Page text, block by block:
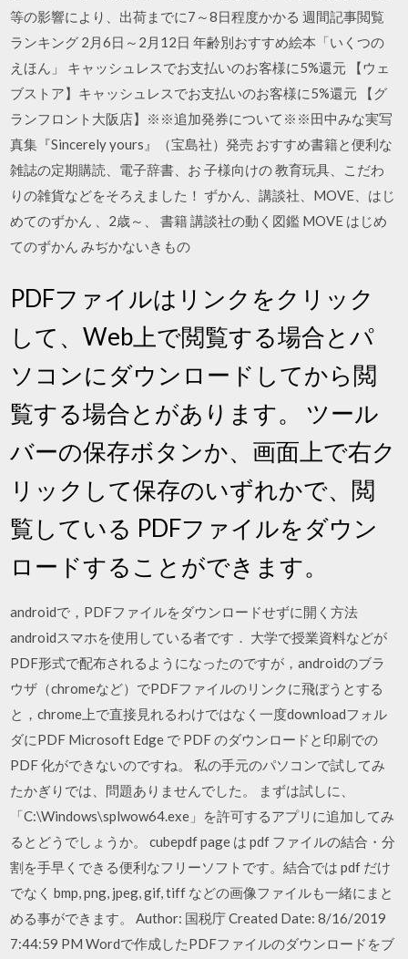
等の影響により、出荷までに7～8日程度かかる 週間記事閲覧
ランキング 2月6日～2月12日 年齢別おすすめ絵本「いくつの
えほん」 キャッシュレスでお支払いのお客様に5%還元 【ウェ
ブストア】キャッシュレスでお支払いのお客様に5%還元 【グ
ランフロント大阪店】※※追加発券について※※田中みな実写
真集『Sincerely yours』（宝島社）発売 おすすめ書籍と便利な
雑誌の定期購読、電子辞書、お 子様向けの 教育玩具、こだわ
りの雑貨などをそろえました！ ずかん、講談社、MOVE、はじ
めてのずかん 、2歳～、 書籍 講談社の動く図鑑 MOVE はじめ
てのずかん みぢかないきもの
PDFファイルはリンクをクリック
して、Web上で閲覧する場合とパ
ソコンにダウンロードしてから閲
覧する場合とがあります。 ツール
バーの保存ボタンか、画面上で右ク
リックして保存のいずれかで、閲
覧している PDFファイルをダウン
ロードすることができます。
androidで，PDFファイルをダウンロードせずに開く方法
androidスマホを使用している者です． 大学で授業資料などが
PDF形式で配布されるようになったのですが，androidのブラ
ウザ（chromeなど）でPDFファイルのリンクに飛ぼうとする
と，chrome上で直接見れるわけではなく一度downloadフォル
ダにPDF Microsoft Edge で PDF のダウンロードと印刷での
PDF 化ができないのですね。 私の手元のパソコンで試してみ
たかぎりでは、問題ありませんでした。 まずは試しに、
「C:\Windows\splwow64.exe」を許可するアプリに追加してみ
るとどうでしょうか。 cubepdf page は pdf ファイルの結合・分
割を手早くできる便利なフリーソフトです。結合では pdf だけ
でなく bmp, png, jpeg, gif, tiff などの画像ファイルも一緒にまと
める事ができます。 Author: 国税庁 Created Date: 8/16/2019
7:44:59 PM Wordで作成したPDFファイルのダウンロードをブ